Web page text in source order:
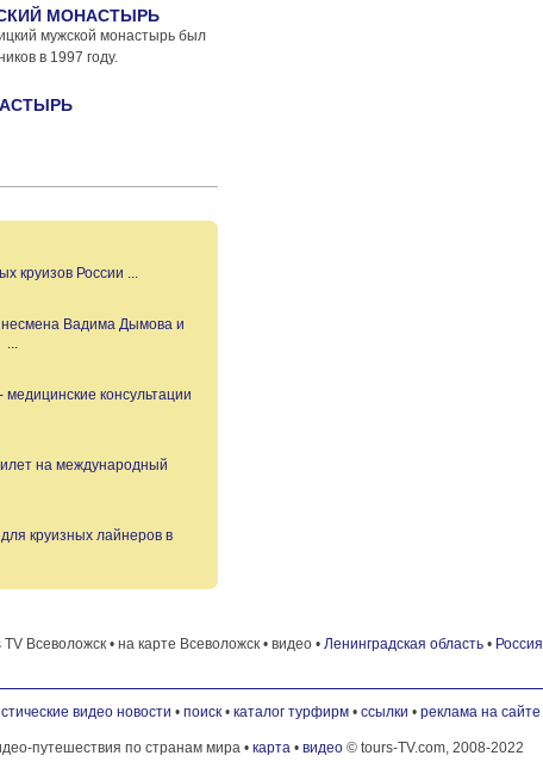
МОНАСТЫРЬ
мужской монастырь был
в 1997 году.
Имеется гостиница для
водный туристский
это знакомство с экспонатами
XVIII века и подземным ходом,
в 1492 году, по указу
выполнен в московско-
находящегося здесь валуна весом
ратному делу, посему, так
круизов России ...
Вадима Дымова и
...
медицинские консультации
на международный
круизных лайнеров в
TV Всеволожск • на карте Всеволожск • видео • Ленинградская область• Россия
видео новости • поиск• каталог турфирм• ссылки • реклама на сайте
путешествия по странам мира • карта• видео© tours-TV.com, 2008-2022